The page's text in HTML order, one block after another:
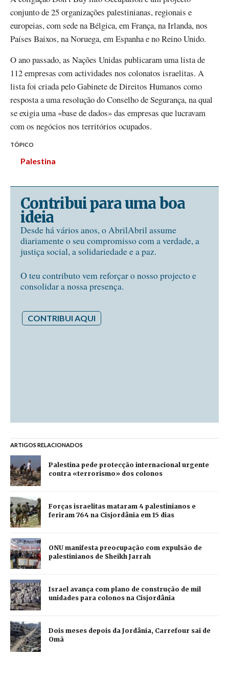
conjunto de 25 organizações palestinianas, regionais e
europeias, com sede na Bélgica, em França, na Irlanda, nos
Países Baixos, na Noruega, em Espanha e no Reino Unido.
O ano passado, as Nações Unidas publicaram uma lista de
112 empresas com actividades nos colonatos israelitas. A
lista foi criada pelo Gabinete de Direitos Humanos como
resposta a uma resolução do Conselho de Segurança, na qual
se exigia uma «base de dados» das empresas que lucravam
com os negócios nos territórios ocupados.
TÓPICO
Palestina
Contribui para uma boa
ideia
Desde há vários anos, o AbrilAbril assume
diariamente o seu compromisso com a verdade, a
justiça social, a solidariedade e a paz.
O teu contributo vem reforçar o nosso projecto e
consolidar a nossa presença.
CONTRIBUI AQUI
ARTIGOS RELACIONADOS
Palestina pede protecção internacional urgente
contra «terrorismo» dos colonos
Forças israelitas mataram 4 palestinianos e
feriram 764 na Cisjordânia em 15 dias
ONU manifesta preocupação com expulsão de
palestinianos de Sheikh Jarrah
Israel avança com plano de construção de mil
unidades para colonos na Cisjordânia
Dois meses depois da Jordânia, Carrefour sai de
Omã